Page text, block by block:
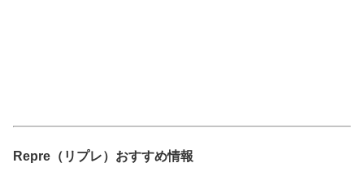
Repre（リプレ）おすすめ情報